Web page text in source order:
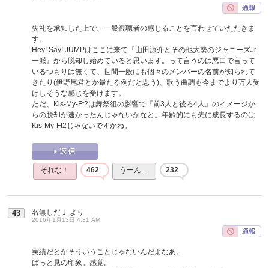
失礼を承知した上で、一般視聴者の感じることを言わせていただきま
す。
Hey! Say! JUMPはここに来て『山田涼介とその他大勢のジャニーズJr
一派』から脱却し始めていると思います。って言うのは悪口で言って
いるつもりは無くて、世間一般にも個々のメンバーの名前が知られて
きたり(伊野尾君とか最たる例だと思う)、歌う曲調も今までより万人受
けしそうな感じを受けます。
ただ、Kis-My-Ft2は舞祭組の影響で『前3人と後ろ4人』のイメージか
らの脱却が速かったんじゃないかなと。年齢的にも先に成長するのは
Kis-My-Ft2じゃないですかね。
それな！ 462 うーん… 232
43 名無しだＪ より
2016年1月13日 4:31 AM
実績だとかそういうことじゃないんだよなあ。
ぱっと見の印象。感覚。